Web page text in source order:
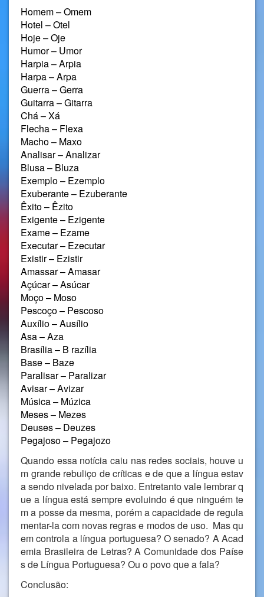
Homem – Omem
Hotel – Otel
Hoje – Oje
Humor – Umor
Harpia – Arpia
Harpa – Arpa
Guerra – Gerra
Guitarra – Gitarra
Chá – Xá
Flecha – Flexa
Macho – Maxo
Analisar – Analizar
Blusa – Bluza
Exemplo – Ezemplo
Exuberante – Ezuberante
Êxito – Êzito
Exigente – Ezigente
Exame – Ezame
Executar – Ezecutar
Existir – Ezistir
Amassar – Amasar
Açúcar – Asúcar
Moço – Moso
Pescoço – Pescoso
Auxílio – Ausílio
Asa – Aza
Brasília – B razília
Base – Baze
Paralisar – Paralizar
Avisar – Avizar
Música – Múzica
Meses – Mezes
Deuses – Deuzes
Pegajoso – Pegajozo
Quando essa notícia caiu nas redes sociais, houve u
m grande rebuliço de críticas e de que a língua estav
a sendo nivelada por baixo. Entretanto vale lembrar q
ue a língua está sempre evoluindo é que ninguém te
m a posse da mesma, porém a capacidade de regula
mentar-la com novas regras e modos de uso. Mas qu
em controla a língua portuguesa? O senado? A Acad
emia Brasileira de Letras? A Comunidade dos Paíse
s de Língua Portuguesa? Ou o povo que a fala?
Conclusão: